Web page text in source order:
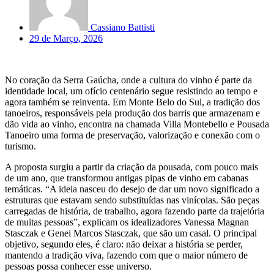
Cassiano Battisti
29 de Março, 2026
No coração da Serra Gaúcha, onde a cultura do vinho é parte da
identidade local, um ofício centenário segue resistindo ao tempo e
agora também se reinventa. Em Monte Belo do Sul, a tradição dos
tanoeiros, responsáveis pela produção dos barris que armazenam e
dão vida ao vinho, encontra na chamada Villa Montebello e Pousada
Tanoeiro uma forma de preservação, valorização e conexão com o
turismo.
A proposta surgiu a partir da criação da pousada, com pouco mais
de um ano, que transformou antigas pipas de vinho em cabanas
temáticas. “A ideia nasceu do desejo de dar um novo significado a
estruturas que estavam sendo substituídas nas vinícolas. São peças
carregadas de história, de trabalho, agora fazendo parte da trajetória
de muitas pessoas”, explicam os idealizadores Vanessa Magnan
Stasczak e Genei Marcos Stasczak, que são um casal. O principal
objetivo, segundo eles, é claro: não deixar a história se perder,
mantendo a tradição viva, fazendo com que o maior número de
pessoas possa conhecer esse universo.